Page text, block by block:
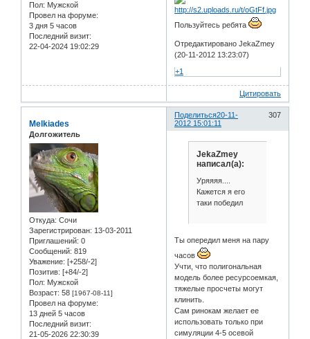
Пол: Мужской
Провел на форуме:
3 дня 5 часов
Последний визит:
22-04-2024 19:02:29
Пользуйтесь ребята
Отредактировано JekaZmey
(20-11-2012 13:23:07)
+1
Цитировать
Поделиться 307
20-11-
2012 15:01:11
Melkiades
Долгожитель
Откуда: Сочи
Зарегистрирован: 13-03-2011
Приглашений: 0
Сообщений: 819
Уважение: [+258/-2]
Позитив: [+84/-2]
Пол: Мужской
Возраст: 58 [1967-08-11]
Провел на форуме:
13 дней 5 часов
Последний визит:
21-05-2026 22:30:39
JekaZmey
написал(а):
Уряяяя....
Кажется я его
таки победил
Ты опередил меня на пару
часов
Учти, что полигональная
модель более ресурсоемкая,
тяжелые просчеты могут
клинить.
Сам ринокам желает ее
использовать только при
симуляции 4-5 осевой